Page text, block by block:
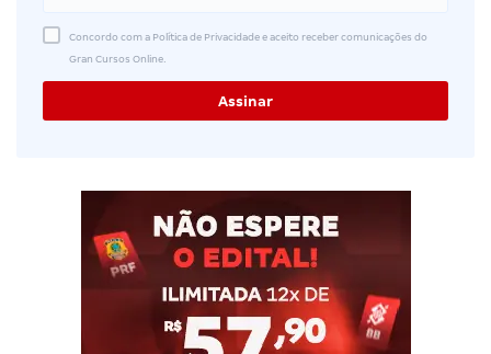
Concordo com a Política de Privacidade e aceito receber comunicações do
Gran Cursos Online.